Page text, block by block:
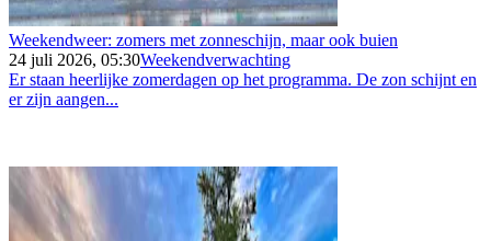
Weekendweer: zomers met zonneschijn, maar ook buien
24 juli 2026, 05:30Weekendverwachting
Er staan heerlijke zomerdagen op het programma. De zon schijnt en
er zijn aangen...